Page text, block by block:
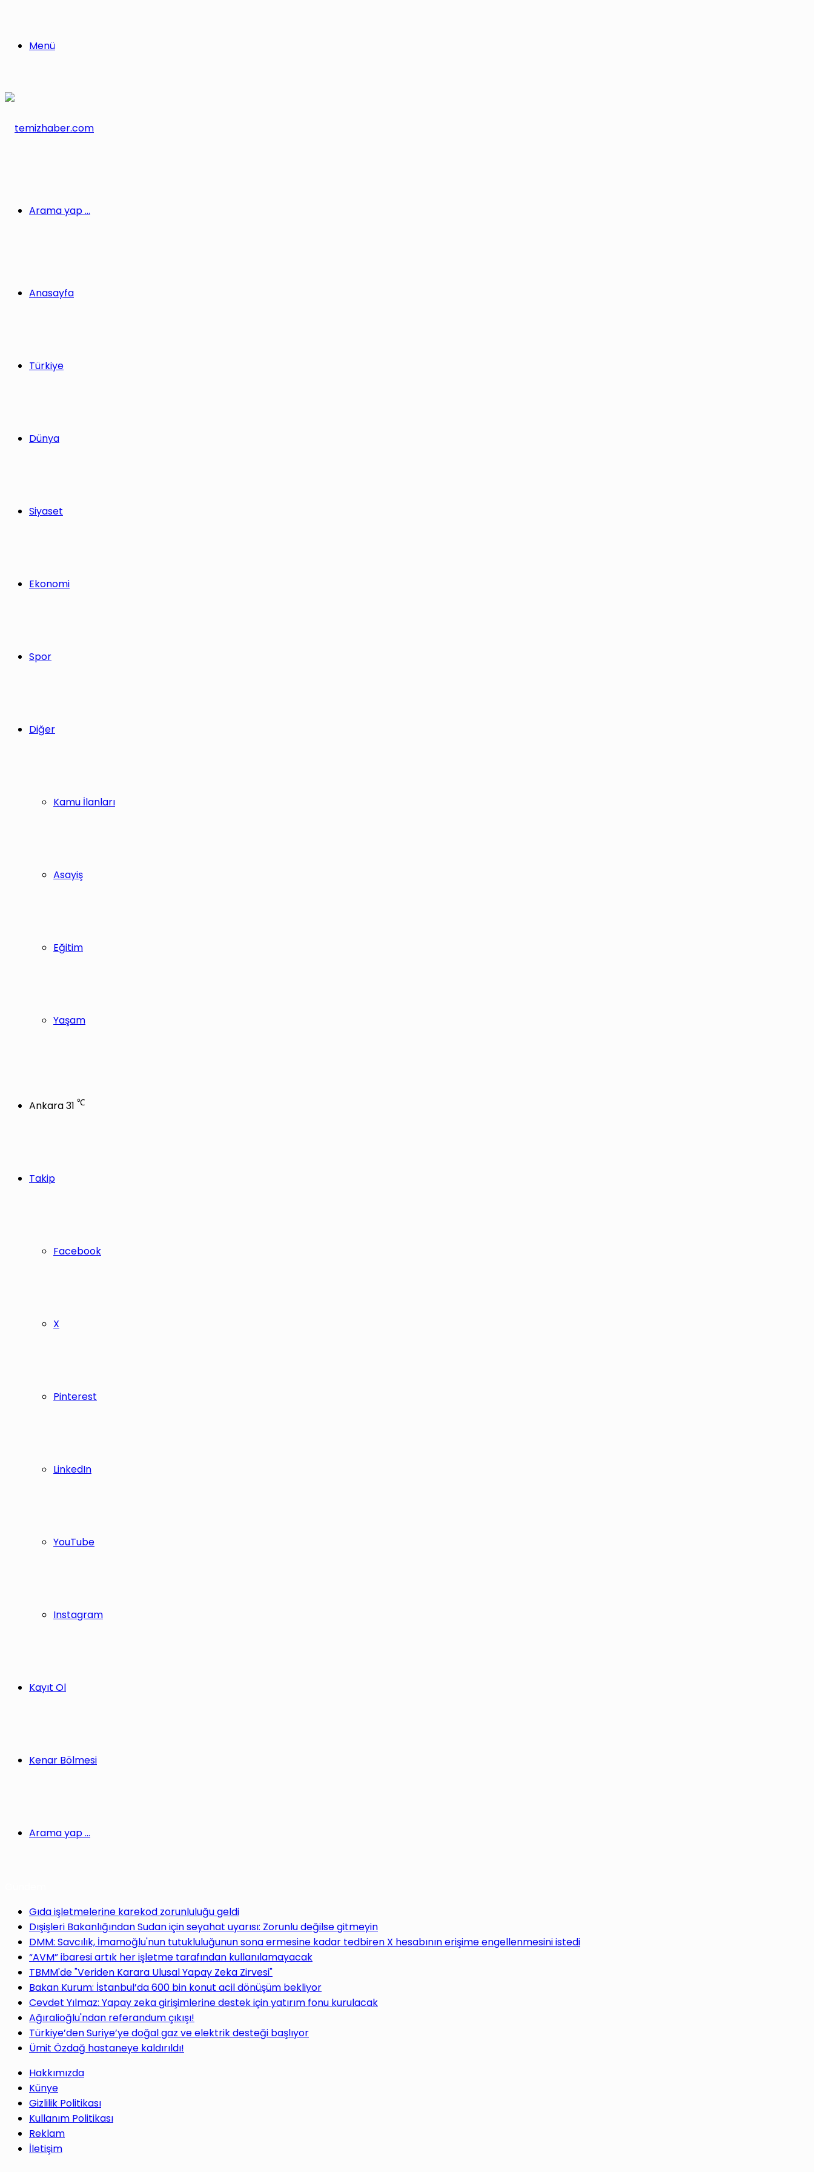
Menü
Arama yap ...
Anasayfa
Türkiye
Dünya
Siyaset
Ekonomi
Spor
Diğer
Kamu İlanları
Asayiş
Eğitim
Yaşam
Ankara31 ℃
Takip
Facebook
X
Pinterest
LinkedIn
YouTube
Instagram
Kayıt Ol
Kenar Bölmesi
Arama yap ...
Gıda işletmelerine karekod zorunluluğu geldi
Dışişleri Bakanlığından Sudan için seyahat uyarısı: Zorunlu değilse gitmeyin
DMM: Savcılık, İmamoğlu'nun tutukluluğunun sona ermesine kadar tedbiren X hesabının erişime engellenmesini istedi
“AVM” ibaresi artık her işletme tarafından kullanılamayacak
TBMM'de "Veriden Karara Ulusal Yapay Zeka Zirvesi"
Bakan Kurum: İstanbul’da 600 bin konut acil dönüşüm bekliyor
Cevdet Yılmaz: Yapay zeka girişimlerine destek için yatırım fonu kurulacak
Ağıralioğlu'ndan referandum çıkışı!
Türkiye’den Suriye’ye doğal gaz ve elektrik desteği başlıyor
Ümit Özdağ hastaneye kaldırıldı!
Hakkımızda
Künye
Gizlilik Politikası
Kullanım Politikası
Reklam
İletişim